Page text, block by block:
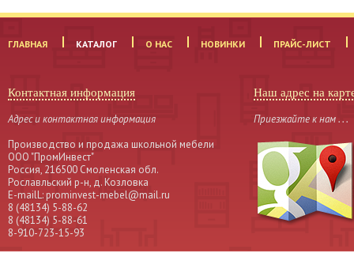
ГЛАВНАЯ КАТАЛОГ О НАС НОВИНКИ ПРАЙС-ЛИСТ
Контактная информация
Адрес и контактная информация
Производство и продажа школьной мебели
OOO "ПромИнвест"
Россия, 216500 Смоленская обл.
Рославльский р-н, д. Козловка
Е-mailL: prominvest-mebel@mail.ru
8 (48134) 5-88-62
8 (48134) 5-88-61
8-910-723-15-93
Наш адрес на
Приезжайте к нам . . .